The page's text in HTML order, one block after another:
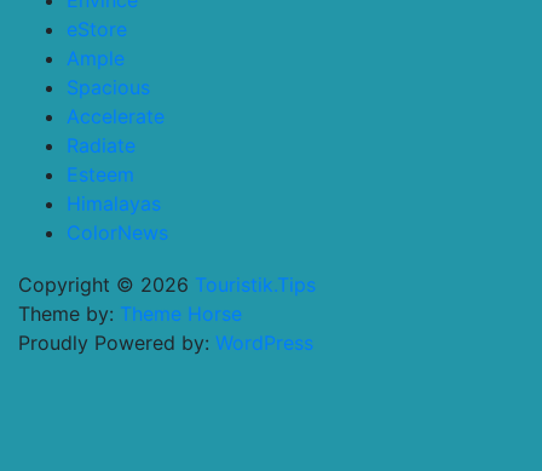
eStore
Ample
Spacious
Accelerate
Radiate
Esteem
Himalayas
ColorNews
Copyright © 2026 Touristik.Tips
Theme by: Theme Horse
Proudly Powered by: WordPress